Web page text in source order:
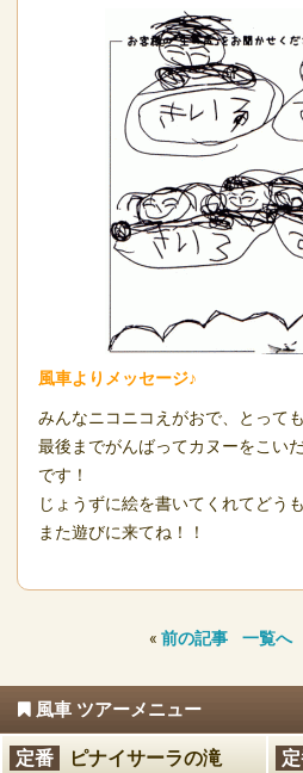
風車よりメッセージ♪
みんなニコニコえがおで、とって
最後までがんばってカヌーをこい
です！
じょうずに絵を書いてくれてどう
また遊びに来てね！！
« 前の記事 一覧へ
風車 ツアーメニュー
定番
ピナイサーラの滝